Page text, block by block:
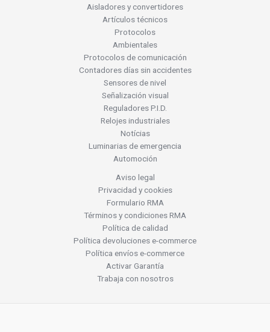
Aisladores y convertidores
Artículos técnicos
Protocolos
Ambientales
Protocolos de comunicación
Contadores días sin accidentes
Sensores de nivel
Señalización visual
Reguladores P.I.D.
Relojes industriales
Notícias
Luminarias de emergencia
Automoción
Aviso legal
Privacidad y cookies
Formulario RMA
Términos y condiciones RMA
Política de calidad
Política devoluciones e-commerce
Política envíos e-commerce
Activar Garantía
Trabaja con nosotros